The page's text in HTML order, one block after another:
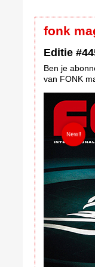
fonk
Editie
Ben je
van FONK